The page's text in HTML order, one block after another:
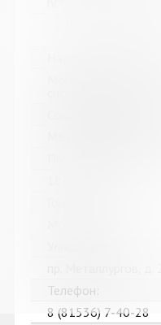
Телефон:
8 (81536) 7-40-28